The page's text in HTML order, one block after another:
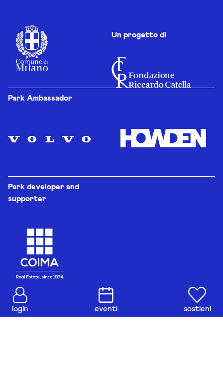
login eventi sostieni
Un progetto di
Park Ambassador
Park developer and
supporter